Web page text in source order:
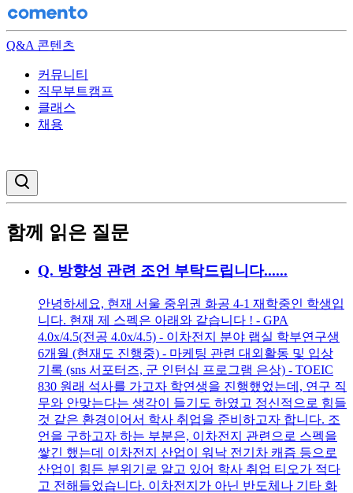
Q&A 콘텐츠
커뮤니티
직무부트캠프
클래스
채용
함께 읽은 질문
Q. 방향성 관련 조언 부탁드립니다......
안녕하세요, 현재 서울 중위권 화공 4-1 재학중인 학생입
니다. 현재 제 스펙은 아래와 같습니다 ! - GPA
4.0x/4.5(전공 4.0x/4.5) - 이차전지 분야 랩실 학부연구생
6개월 (현재도 진행중) - 마케팅 관련 대외활동 및 입상
기록 (sns 서포터즈, 군 인턴십 프로그램 은상) - TOEIC
830 원래 석사를 가고자 학연생을 진행했었는데, 연구 직
무와 안맞는다는 생각이 들기도 하였고 정신적으로 힘들
것 같은 환경이어서 학사 취업을 준비하고자 합니다. 조
언을 구하고자 하는 부분은, 이차전지 관련으로 스펙을
쌓긴 했는데 이차전지 산업이 워낙 전기차 캐즘 등으로
산업이 힘든 분위기로 알고 있어 학사 취업 티오가 적다
고 전해들었습니다. 이차전지가 아닌 반도체나 기타 화